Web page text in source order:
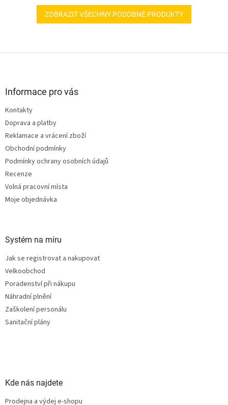
ZOBRAZIT VŠECHNY PODOBNÉ PRODUKTY
Informace pro vás
Kontakty
Doprava a platby
Reklamace a vrácení zboží
Obchodní podmínky
Podmínky ochrany osobních údajů
Recenze
Volná pracovní místa
Moje objednávka
Systém na míru
Jak se registrovat a nakupovat
Velkoobchod
Poradenství při nákupu
Náhradní plnění
Zaškolení personálu
Sanitační plány
Kde nás najdete
Prodejna a výdej e-shopu